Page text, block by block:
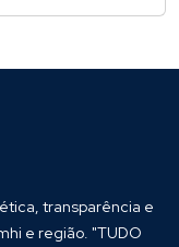
transparência e
e região. "TUDO